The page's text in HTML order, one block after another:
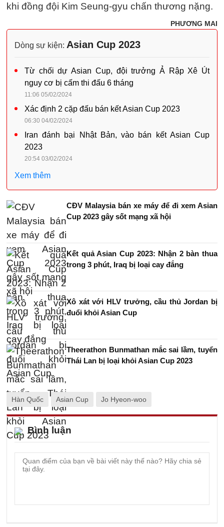
khi đồng đội Kim Seung-gyu chấn thương nặng.
PHƯƠNG MAI
Dòng sự kiện: Asian Cup 2023
Từ chối dự Asian Cup, đội trưởng Ả Rập Xê Út
nguy cơ bị cấm thi đấu 6 tháng
11:06 05/02/2024
Xác định 2 cặp đấu bán kết Asian Cup 2023
06:30 04/02/2024
Iran đánh bại Nhật Bản, vào bán kết Asian Cup
2023
20:54 03/02/2024
Xem thêm
CĐV Malaysia bán xe máy để đi xem Asian
Cup 2023 gây sốt mạng xã hội
Kết quả Asian Cup 2023: Nhận 2 bàn thua
trong 3 phút, Iraq bị loại cay đắng
Xô xát với HLV trưởng, cầu thủ Jordan bị
đuổi khỏi Asian Cup
Theerathon Bunmathan mắc sai lầm, tuyển
Thái Lan bị loại khỏi Asian Cup 2023
Hàn Quốc Asian Cup Jo Hyeon-woo
Bình luận